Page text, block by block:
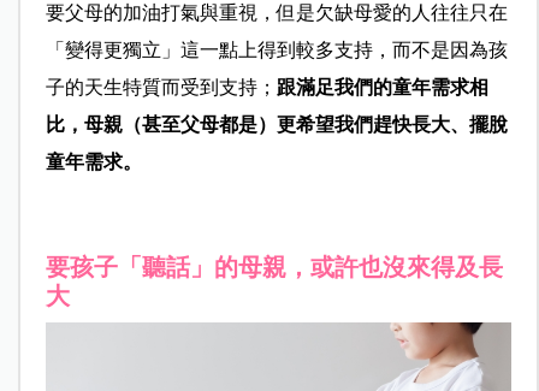
要父母的加油打氣與重視，但是欠缺母愛的人往往只在
「變得更獨立」這一點上得到較多支持，而不是因為孩
子的天生特質而受到支持； 跟滿足我們的童年需求相
比，母親（甚至父母都是）更希望我們趕快長大、擺脫
童年需求。
要孩子「聽話」的母親，或許也沒來得及長
大